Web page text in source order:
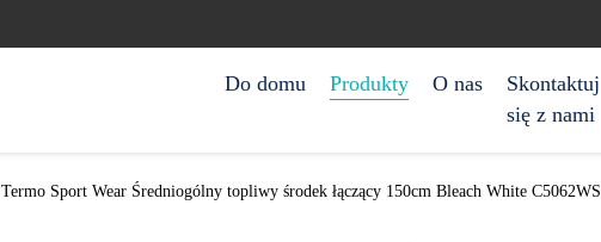
Do domu Produkty O nas
Skontaktuj
się z nami
Termo Sport Wear Średniogólny topliwy środek łączący 150cm Bleach White C5062WS